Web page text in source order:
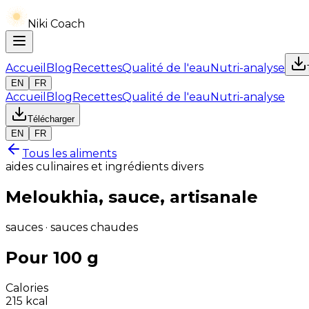
Niki Coach
Accueil BlogRecettesQualité de l'eauNutri-analyse
EN
FR
Accueil BlogRecettesQualité de l'eauNutri-analyse
Télécharger
EN
FR
Tous les aliments
aides culinaires et ingrédients divers
Meloukhia, sauce, artisanale
sauces · sauces chaudes
Pour 100 g
Calories
215 kcal